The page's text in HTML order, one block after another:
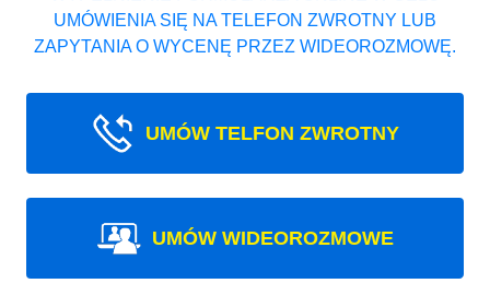
UMÓWIENIA SIĘ NA TELEFON ZWROTNY LUB
ZAPYTANIA O WYCENĘ PRZEZ WIDEOROZMOWĘ.
UMÓW TELFON ZWROTNY
UMÓW WIDEOROZMOWE